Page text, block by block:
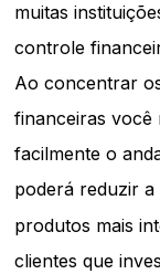
muitas
controle
Ao concentrar
financeiras você
facilmente o
poderá reduzir a
produtos mais
clientes que